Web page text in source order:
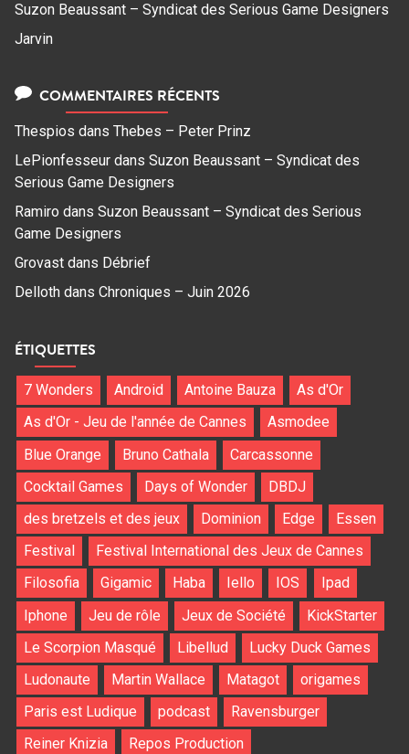
Suzon Beaussant – Syndicat des Serious Game Designers
Jarvin
COMMENTAIRES RÉCENTS
Thespios dans Thebes – Peter Prinz
LePionfesseur dans Suzon Beaussant – Syndicat des
Serious Game Designers
Ramiro dans Suzon Beaussant – Syndicat des Serious
Game Designers
Grovast dans Débrief
Delloth dans Chroniques – Juin 2026
ÉTIQUETTES
7 Wonders Android Antoine Bauza
As d'Or
As d'Or - Jeu de l'année de Cannes
Asmodee
Blue Orange
Bruno Cathala
Carcassonne
Cocktail Games
Days of Wonder
DBDJ
des bretzels et des jeux
Dominion Edge
Essen
Festival
Festival International des Jeux de Cannes
Filosofia
Gigamic Haba Iello IOS
Ipad
Iphone
Jeu de rôle Jeux de Société
KickStarter
Le Scorpion Masqué
Libellud
Lucky Duck Games
Ludonaute
Martin Wallace Matagot
origames
Paris est Ludique
podcast
Ravensburger
Reiner Knizia
Repos Production